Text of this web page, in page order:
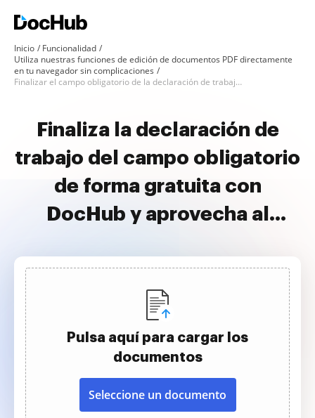
Inicio
Funcionalidad
Utiliza nuestras funciones de edición de documentos PDF directamente
en tu navegador sin complicaciones
Finalizar el campo obligatorio de la declaración de trabajo de forma gratuita
Finaliza la declaración de
trabajo del campo obligatorio
de forma gratuita con
DocHub y aprovecha al
Pulsa aquí para cargar los
documentos
Seleccione un documento